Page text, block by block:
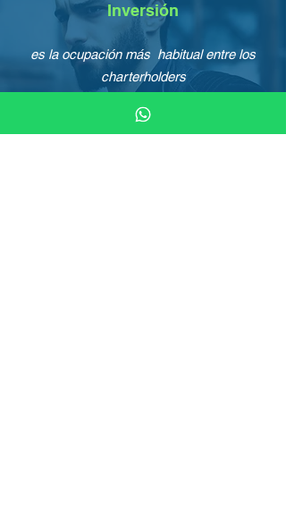
Inversión
es la ocupación más habitual entre los
charterholders